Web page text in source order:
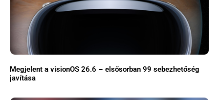
Megjelent a visionOS 26.6 – elsősorban 99 sebezhetőség
javítása